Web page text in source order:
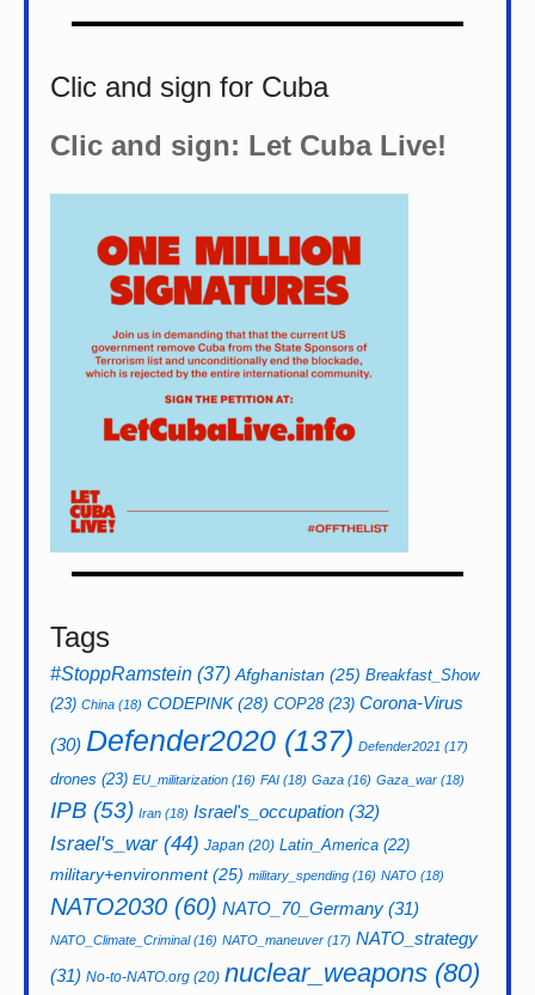
Clic and sign for Cuba
Clic and sign: Let Cuba Live!
Tags
#StoppRamstein (37) Afghanistan (25) Breakfast_Show
(23) China (18) CODEPINK(28) COP28(23) Corona-Virus
(30) Defender2020 (137) Defender2021 (17)
drones (23) EU_militarization (16) FAI (18) Gaza (16) Gaza_war (18)
IPB (53) Iran (18) Israel's_occupation (32)
Israel's_war(44) Japan (20) Latin_America (22)
military+environment(25) military_spending (16) NATO (18)
NATO2030 (60) NATO_70_Germany (31)
NATO_Climate_Criminal(16) NATO_maneuver (17) NATO_strategy
(31) No-to-NATO.org (20) nuclear_weapons (80)